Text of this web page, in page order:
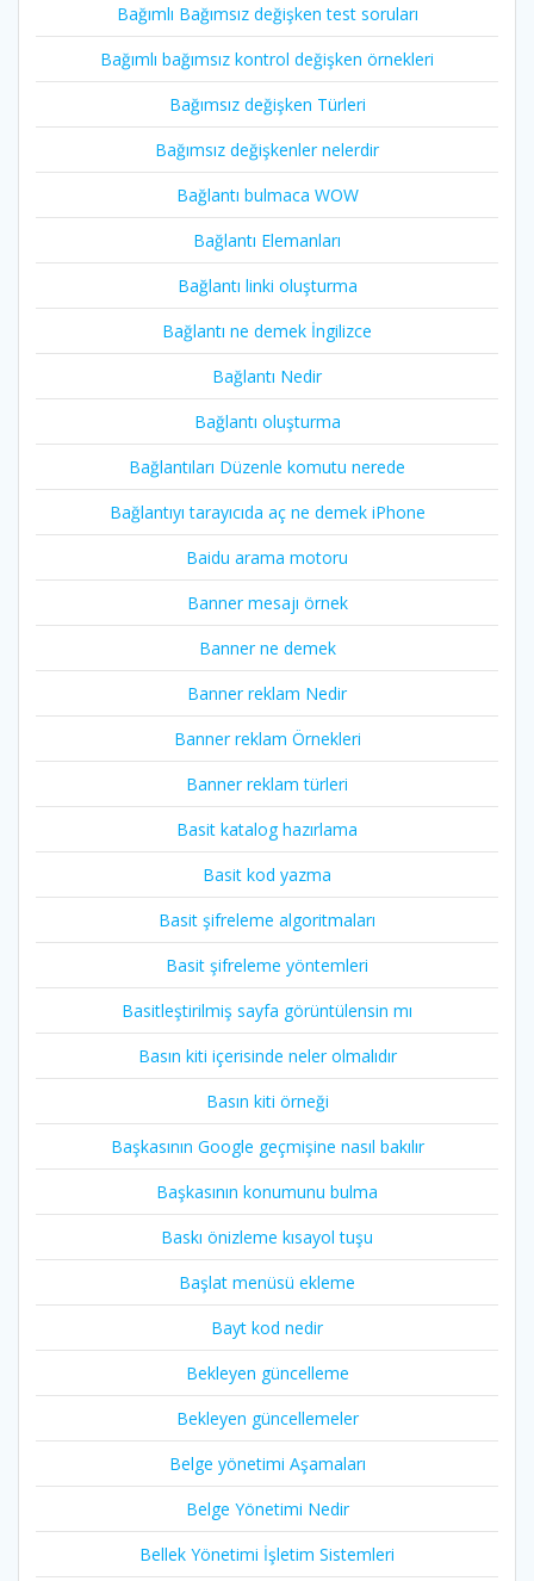
Bağımlı Bağımsız değişken test soruları
Bağımlı bağımsız kontrol değişken örnekleri
Bağımsız değişken Türleri
Bağımsız değişkenler nelerdir
Bağlantı bulmaca WOW
Bağlantı Elemanları
Bağlantı linki oluşturma
Bağlantı ne demek İngilizce
Bağlantı Nedir
Bağlantı oluşturma
Bağlantıları Düzenle komutu nerede
Bağlantıyı tarayıcıda aç ne demek iPhone
Baidu arama motoru
Banner mesajı örnek
Banner ne demek
Banner reklam Nedir
Banner reklam Örnekleri
Banner reklam türleri
Basit katalog hazırlama
Basit kod yazma
Basit şifreleme algoritmaları
Basit şifreleme yöntemleri
Basitleştirilmiş sayfa görüntülensin mı
Basın kiti içerisinde neler olmalıdır
Basın kiti örneği
Başkasının Google geçmişine nasıl bakılır
Başkasının konumunu bulma
Baskı önizleme kısayol tuşu
Başlat menüsü ekleme
Bayt kod nedir
Bekleyen güncelleme
Bekleyen güncellemeler
Belge yönetimi Aşamaları
Belge Yönetimi Nedir
Bellek Yönetimi İşletim Sistemleri